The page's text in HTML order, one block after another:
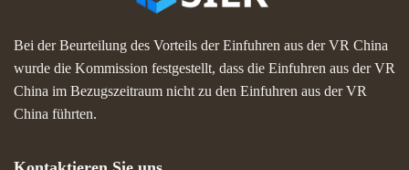
Bei der Beurteilung des Vorteils der Einfuhren aus der VR China
wurde die Kommission festgestellt, dass die Einfuhren aus der VR
China im Bezugszeitraum nicht zu den Einfuhren aus der VR
China führten.